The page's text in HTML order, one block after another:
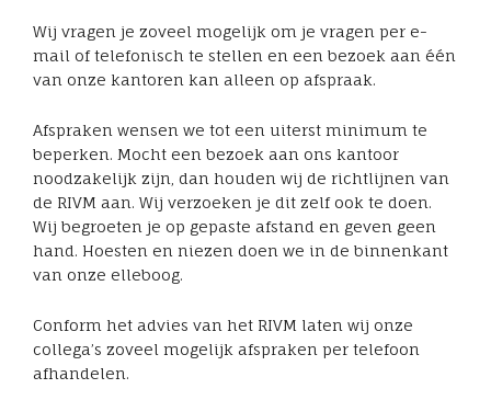
Wij vragen je zoveel mogelijk om je vragen per e-
mail of telefonisch te stellen en een bezoek aan één
van onze kantoren kan alleen op afspraak.
Afspraken wensen we tot een uiterst minimum te
beperken. Mocht een bezoek aan ons kantoor
noodzakelijk zijn, dan houden wij de richtlijnen van
de RIVM aan. Wij verzoeken je dit zelf ook te doen.
Wij begroeten je op gepaste afstand en geven geen
hand. Hoesten en niezen doen we in de binnenkant
van onze elleboog.
Conform het advies van het RIVM laten wij onze
collega’s zoveel mogelijk afspraken per telefoon
afhandelen.